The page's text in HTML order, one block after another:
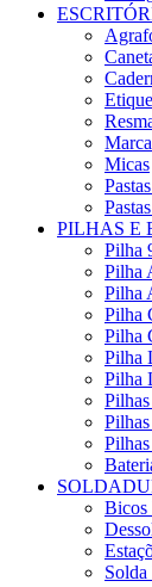
Micas
PILHAS E
Pilha
Pilha
Pilha
Pilha
Pilha
Pilha
Pilha
Bicos
Solda